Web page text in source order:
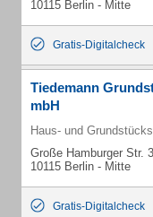
10115 Berlin - Mitte
Gratis-Digitalcheck
Tiedemann
mbH
Haus- und
Große Hamburger Str.
10115 Berlin - Mitte
Gratis-Digitalcheck